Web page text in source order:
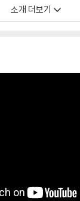
’을 불러일으켰다. 어
생의 의미를 찾아 ‘기
이 허무주의에 빠져
이 쏟아졌다. 북미
습을 감췄다. 후속작
소개 더보기